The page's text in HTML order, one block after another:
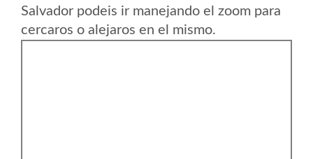
Salvador podeis ir manejando el zoom para
cercaros o alejaros en el mismo.